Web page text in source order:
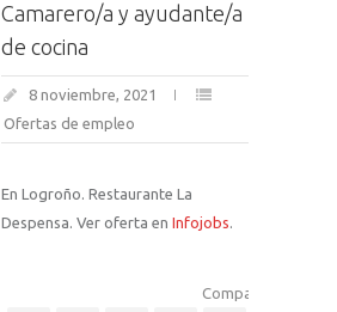
Camarero/a y ayudante/a
de cocina
8 noviembre, 2021
Ofertas de empleo
En Logroño. Restaurante La
Despensa. Ver oferta en Infojobs.
Comparte esta